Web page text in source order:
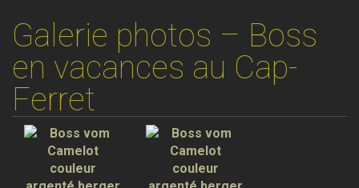
Galerie photos – Boss
en vacances au Cap-
Ferret